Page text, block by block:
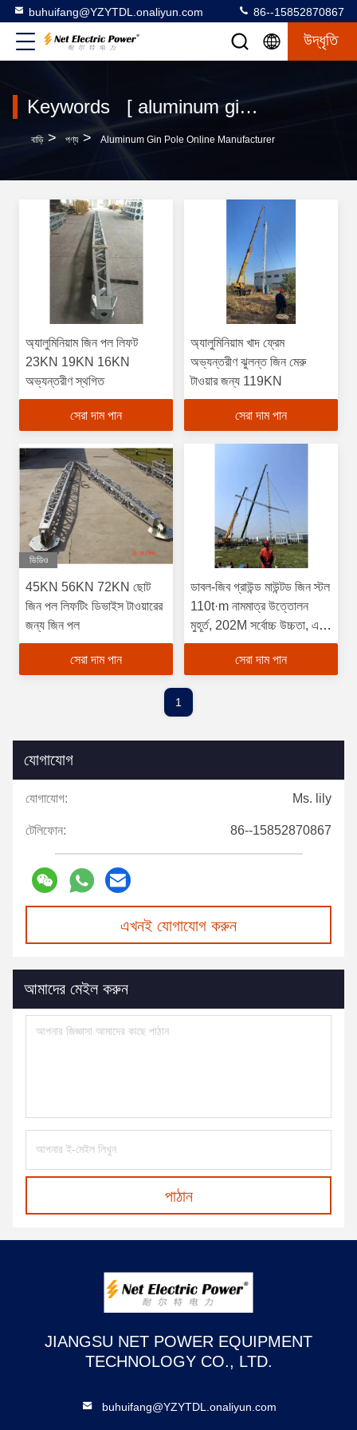
buhuifang@YZYTDL.onaliyun.com 86--15852870867
উদ্ধৃতি
Keywords [ aluminum gin pole ] Match 4 পণ্য
বাড়ি > পণ্য > Aluminum Gin Pole Online Manufacturer
অ্যালুমিনিয়াম জিন পল লিফট
23KN 19KN 16KN
অভ্যন্তরীণ স্থগিত
সেরা দাম পান
অ্যালুমিনিয়াম খাদ ফ্রেম
অভ্যন্তরীণ ঝুলন্ত জিন মেরু
টাওয়ার জন্য 119KN
সেরা দাম পান
ভিডিও
45KN 56KN 72KN ছোট
জিন পল লিফটিং ডিভাইস টাওয়ারের
জন্য জিন পল
সেরা দাম পান
ডাবল-জিব গ্রাউন্ড মাউন্টড জিন স্টল
110t·m নামমাত্র উত্তোলন
মুহূর্ত, 202M সর্বোচ্চ উচ্চতা, এবং
অ্যালুমিনিয়াম খাদ নির্মাণ
সেরা দাম পান
1
যোগাযোগ
যোগাযোগ: Ms. lily
টেলিফোন: 86--15852870867
এখনই যোগাযোগ করুন
আমাদের মেইল করুন
পাঠান
JIANGSU NET POWER EQUIPMENT
TECHNOLOGY CO., LTD.
buhuifang@YZYTDL.onaliyun.com